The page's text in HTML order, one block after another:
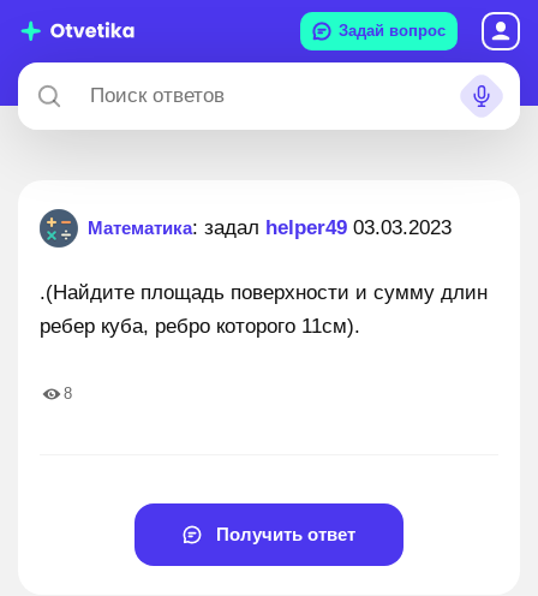
Задай вопрос
Математика: задал helper49 03.03.2023
.(Найдите площадь поверхности и сумму длин
ребер куба, ребро которого 11см).
8
Получить ответ